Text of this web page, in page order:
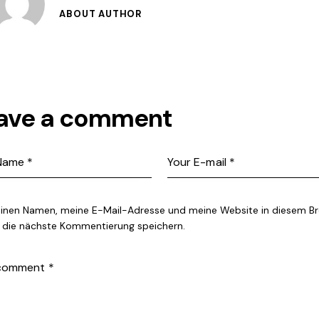
ABOUT AUTHOR
a comment
Namen, meine E-Mail-Adresse und meine Website in diesem
nächste Kommentierung speichern.